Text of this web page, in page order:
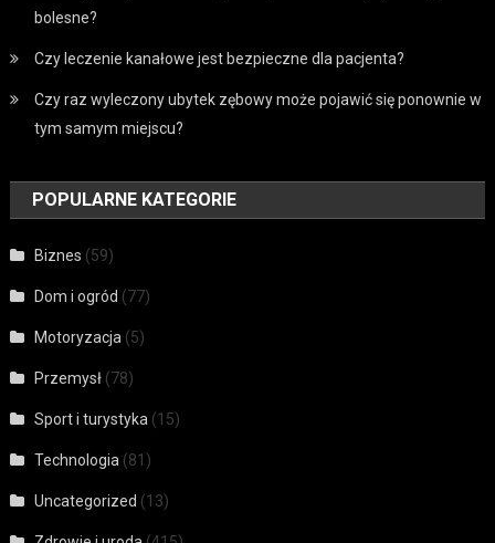
bolesne?
Czy leczenie kanałowe jest bezpieczne dla pacjenta?
Czy raz wyleczony ubytek zębowy może pojawić się ponownie w
tym samym miejscu?
POPULARNE KATEGORIE
Biznes (59)
Dom i ogród (77)
Motoryzacja (5)
Przemysł (78)
Sport i turystyka (15)
Technologia (81)
Uncategorized (13)